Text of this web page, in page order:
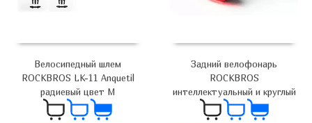
Велосипедный шлем
ROCKBROS LK-11 Anquetil
радиевый цвет M
Задний велофонарь
ROCKBROS
интеллектуальный и круглый